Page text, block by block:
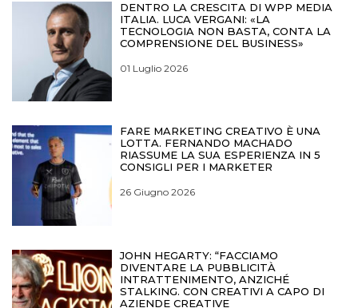
DENTRO LA CRESCITA DI WPP MEDIA
ITALIA. LUCA VERGANI: «LA
TECNOLOGIA NON BASTA, CONTA LA
COMPRENSIONE DEL BUSINESS»
01 Luglio 2026
FARE MARKETING CREATIVO È UNA
LOTTA. FERNANDO MACHADO
RIASSUME LA SUA ESPERIENZA IN 5
CONSIGLI PER I MARKETER
26 Giugno 2026
JOHN HEGARTY: “FACCIAMO
DIVENTARE LA PUBBLICITÀ
INTRATTENIMENTO, ANZICHÉ
STALKING. CON CREATIVI A CAPO DI
AZIENDE CREATIVE